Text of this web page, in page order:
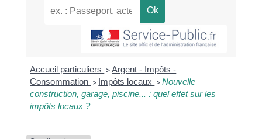
Accueil particuliers > Argent - Impôts -
Consommation > Impôts locaux > Nouvelle
construction, garage, piscine... : quel effet sur les
impôts locaux ?